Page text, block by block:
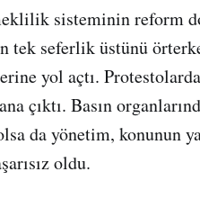
sisteminin reform
tek seferlik üstünü
yol açtı.
çıktı. Basın
da yönetim, konunun
oldu.